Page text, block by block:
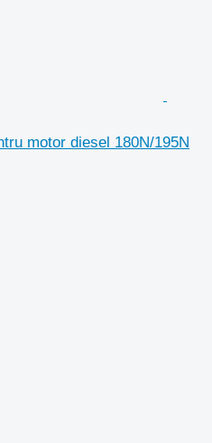
motor diesel 180N/195N